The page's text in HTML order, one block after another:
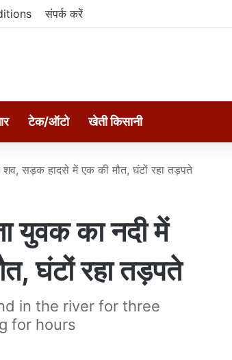
संपर्क करें
टेक/ऑटो खेती किसानी
सड़क हादसे में एक की मौत, घंटों रहा तड़पते
युवक का नदी में
घंटों रहा तड़पते
in the river for three
for hours